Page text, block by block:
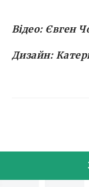
Відео: Євген
Дизайн: